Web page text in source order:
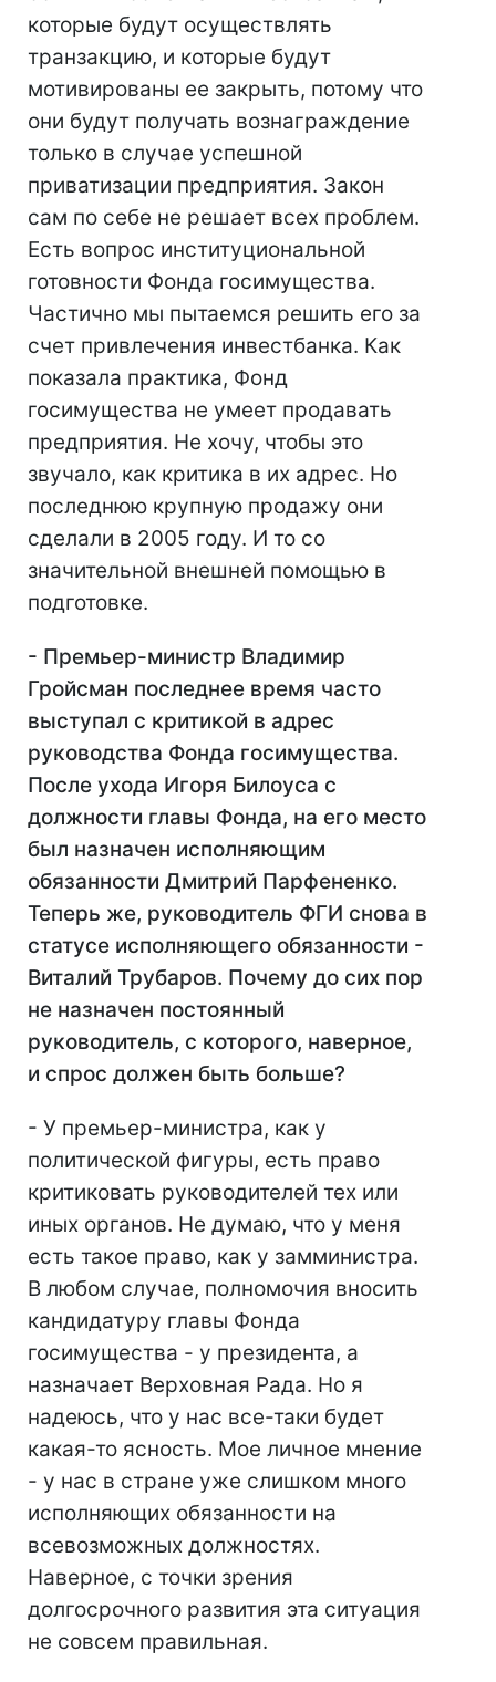
которые будут осуществлять
транзакцию, и которые будут
мотивированы ее закрыть, потому что
они будут получать вознаграждение
только в случае успешной
приватизации предприятия. Закон
сам по себе не решает всех проблем.
Есть вопрос институциональной
готовности Фонда госимущества.
Частично мы пытаемся решить его за
счет привлечения инвестбанка. Как
показала практика, Фонд
госимущества не умеет продавать
предприятия. Не хочу, чтобы это
звучало, как критика в их адрес. Но
последнюю крупную продажу они
сделали в 2005 году. И то со
значительной внешней помощью в
подготовке.
- Премьер-министр Владимир
Гройсман последнее время часто
выступал с критикой в адрес
руководства Фонда госимущества.
После ухода Игоря Билоуса с
должности главы Фонда, на его место
был назначен исполняющим
обязанности Дмитрий Парфененко.
Теперь же, руководитель ФГИ снова в
статусе исполняющего обязанности -
Виталий Трубаров. Почему до сих пор
не назначен постоянный
руководитель, с которого, наверное,
и спрос должен быть больше?
- У премьер-министра, как у
политической фигуры, есть право
критиковать руководителей тех или
иных органов. Не думаю, что у меня
есть такое право, как у замминистра.
В любом случае, полномочия вносить
кандидатуру главы Фонда
госимущества - у президента, а
назначает Верховная Рада. Но я
надеюсь, что у нас все-таки будет
какая-то ясность. Мое личное мнение
- у нас в стране уже слишком много
исполняющих обязанности на
всевозможных должностях.
Наверное, с точки зрения
долгосрочного развития эта ситуация
не совсем правильная.